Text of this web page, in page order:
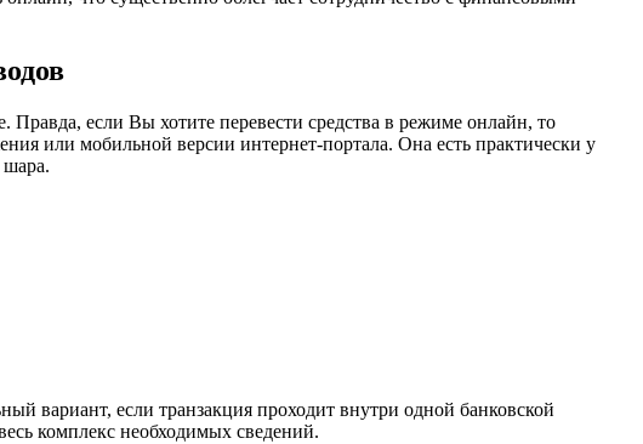
если Вы хотите перевести средства в режиме онлайн, то
или мобильной версии интернет-портала. Она есть практически у
шара.
вариант, если транзакция проходит внутри одной банковской
комплекс необходимых сведений.